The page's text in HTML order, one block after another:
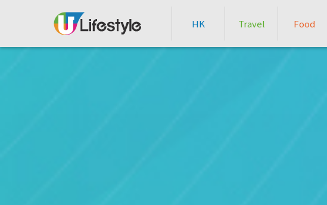
HK Travel Food